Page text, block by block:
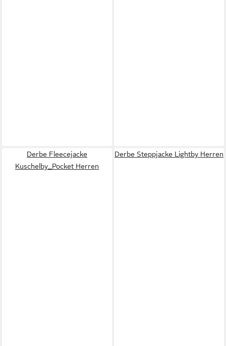
Derbe Fleecejacke
Kuschelby_Pocket Herren
Derbe Steppjacke Lightby Herren